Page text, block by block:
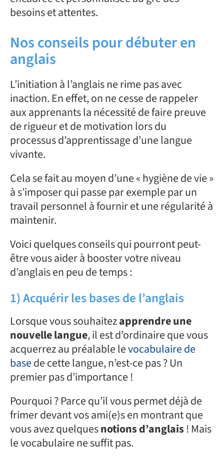
besoins et attentes.
Nos conseils pour débuter en
anglais
L’initiation à l’anglais ne rime pas avec
inaction. En effet, on ne cesse de rappeler
aux apprenants la nécessité de faire preuve
de rigueur et de motivation lors du
processus d’apprentissage d’une langue
vivante.
Cela se fait au moyen d’une « hygiène de vie »
à s’imposer qui passe par exemple par un
travail personnel à fournir et une régularité à
maintenir.
Voici quelques conseils qui pourront peut-
être vous aider à booster votre niveau
d’anglais en peu de temps :
1) Acquérir les bases de l’anglais
Lorsque vous souhaitezapprendre une
nouvelle langue, il est d’ordinaire que vous
acquerrez au préalable levocabulaire de
basede cette langue, n’est-ce pas ? Un
premier pas d’importance !
Pourquoi ? Parce qu’il vous permet déjà de
frimer devant vos ami(e)s en montrant que
vous avez quelquesnotions d’anglais ! Mais
le vocabulaire ne suffit pas.